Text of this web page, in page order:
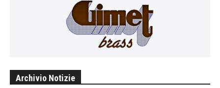
Archivio Notizie